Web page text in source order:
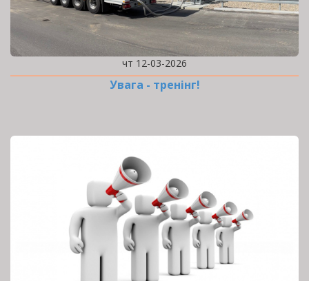
чт 12-03-2026
Увага - тренінг!